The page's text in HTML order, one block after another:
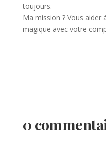
toujours.
Ma mission ? Vous aider
magique avec votre
0